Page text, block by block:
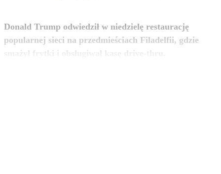
Donald Trump odwiedził w niedzielę restaurację
popularnej sieci na przedmieściach Filadelfii, gdzie
smażył frytki i obsługiwał kasę drive-thru.
zobacz więcej